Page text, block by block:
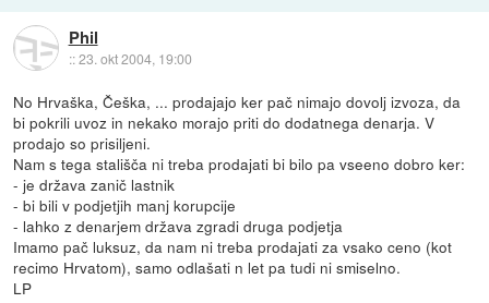
Phil
::23. okt 2004, 19:00
No Hrvaška, Češka, ... prodajajo ker pač nimajo dovolj izvoza, da
bi pokrili uvoz in nekako morajo priti do dodatnega denarja. V
prodajo so prisiljeni.
Nam s tega stališča ni treba prodajati bi bilo pa vseeno dobro ker:
- je država zanič lastnik
- bi bili v podjetjih manj korupcije
- lahko z denarjem država zgradi druga podjetja
Imamo pač luksuz, da nam ni treba prodajati za vsako ceno (kot
recimo Hrvatom), samo odlašati n let pa tudi ni smiselno.
LP